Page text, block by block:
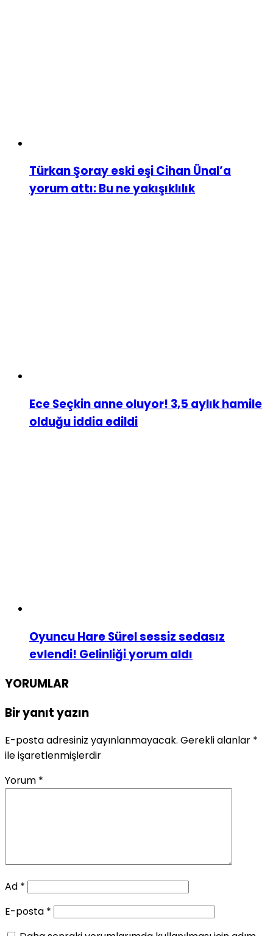
Türkan Şoray eski eşi Cihan Ünal’a
yorum attı: Bu ne yakışıklılık
Ece Seçkin anne oluyor! 3,5 aylık hamile
olduğu iddia edildi
Oyuncu Hare Sürel sessiz sedasız
evlendi! Gelinliği yorum aldı
YORUMLAR
Bir yanıt yazın
E-posta adresiniz yayınlanmayacak. Gerekli alanlar *
ile işaretlenmişlerdir
Yorum *
Ad *
E-posta *